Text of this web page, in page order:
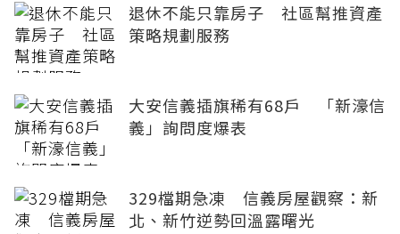
退休不能只靠房子 社區幫推資產
策略規劃服務
大安信義插旗稀有68戶 「新濠信
義」詢問度爆表
329檔期急凍 信義房屋觀察：新
北、新竹逆勢回溫露曙光